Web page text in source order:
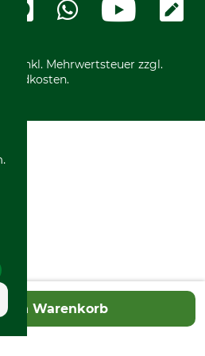
den Warenkorb
inkl. Mehrwertsteuer zzgl.